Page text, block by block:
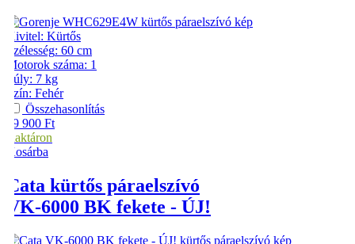
Kivitel: Kürtős
Szélesség: 60 cm
Motorok száma: 1
Súly: 7 kg
Szín: Fehér
Összehasonlítás
39 900 Ft
Raktáron
Kosárba
Cata kürtős páraelszívó
VK-6000 BK fekete - ÚJ!